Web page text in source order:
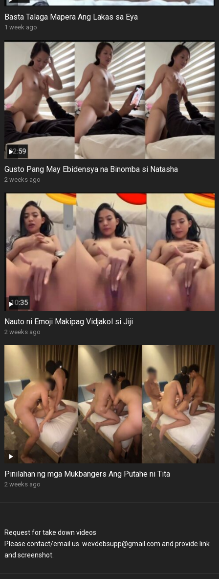
Basta Talaga Mapera Ang Lakas sa Eya
1 week ago
Gusto Pang May Ebidensya na Binomba si Natasha
2 weeks ago
Nauto ni Emoji Makipag Vidjakol si Jiji
2 weeks ago
Pinilahan ng mga Mukbangers Ang Putahe ni Tita
2 weeks ago
Request for take down videos
Please contact/email us. wevdebsupp@gmail.com and provide link
and screenshot.